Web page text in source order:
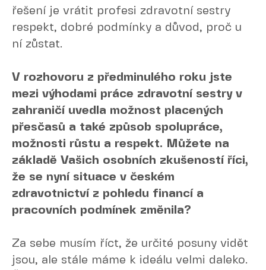
řešení je vrátit profesi zdravotní sestry
respekt, dobré podmínky a důvod, proč u
ní zůstat.
V rozhovoru z předminulého roku jste
mezi výhodami práce zdravotní sestry v
zahraničí uvedla možnost placených
přesčasů a také způsob spolupráce,
možnosti růstu a respekt. Můžete na
základě Vašich osobních zkušeností říci,
že se nyní situace v českém
zdravotnictví z pohledu financí a
pracovních podmínek změnila?
Za sebe musím říct, že určité posuny vidět
jsou, ale stále máme k ideálu velmi daleko.